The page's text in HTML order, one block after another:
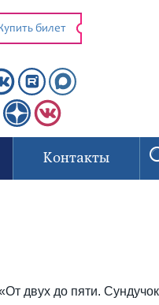
билет
Контакты
двух до пяти.